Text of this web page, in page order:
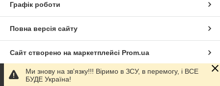
Графік роботи
Повна версія сайту
Сайт створено на маркетплейсі Prom.ua
Політика конфіденційності
Ми знову на зв'язку!!! Віримо в ЗСУ, в перемогу, і ВСЕ
БУДЕ Україна!